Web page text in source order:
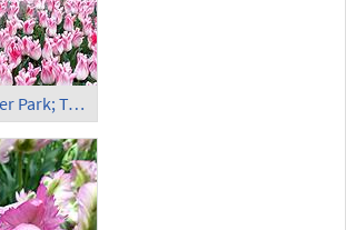
Keukenhof Flower Park; Tulips (12)